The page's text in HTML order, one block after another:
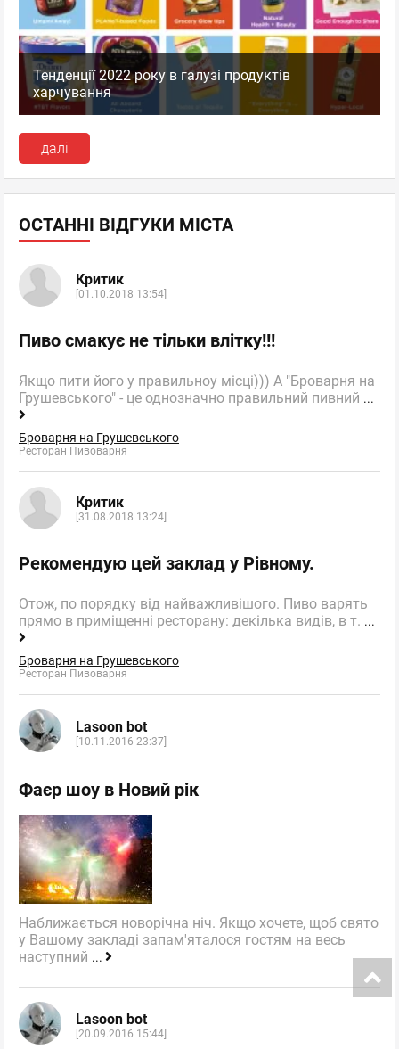
Тенденції 2022 року в галузі продуктів
харчування
далі
ОСТАННІ ВІДГУКИ МІСТА
Критик
[01.10.2018 13:54]
Пиво смакує не тільки влітку!!!
Якщо пити його у правильноу місці))) А "Броварня на
Грушевського" - це однозначно правильний пивний ...
Броварня на Грушевського
Ресторан Пивоварня
Критик
[31.08.2018 13:24]
Рекомендую цей заклад у Рівному.
Отож, по порядку від найважливішого. Пиво варять
прямо в приміщенні ресторану: декілька видів, в т. ...
Броварня на Грушевського
Ресторан Пивоварня
Lasoon bot
[10.11.2016 23:37]
Фаєр шоу в Новий рік
Наближається новорічна ніч. Якщо хочете, щоб свято
у Вашому закладі запам'яталося гостям на весь
наступний ...
Lasoon bot
[20.09.2016 15:44]